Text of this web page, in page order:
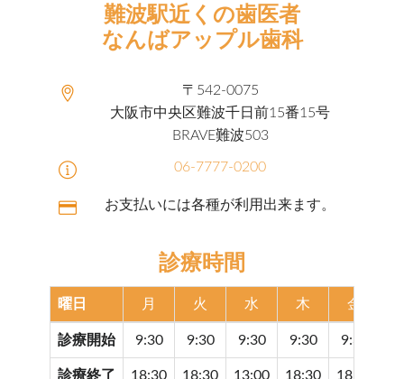
難波駅近くの歯医者
なんばアップル歯科
〒542-0075
大阪市中央区難波千日前15番15号
BRAVE難波503
06-7777-0200
お支払いには各種が利用出来ます。
診療時間
曜日 月 火 水 木 金
診療開始 9:30 9:30 9:30 9:30 9:30
診療終了 18:30 18:30 13:00 18:30 18:30